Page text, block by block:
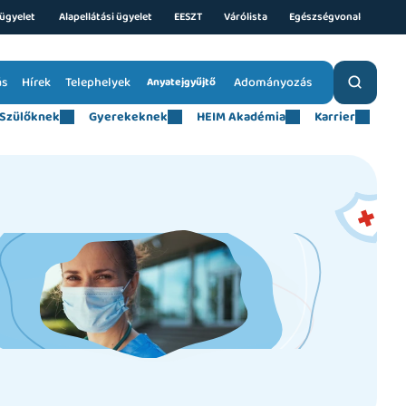
Alapellátási ügyelet EESZT Várólista Egészségvonal
Telephelyek Anyatejgyűjtő Adományozás
Hírek
Szülőknek Gyerekeknek HEIM Akadémia Karrier